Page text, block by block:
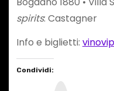
spirits: Castagner
Info e biglietti:
Condividi: